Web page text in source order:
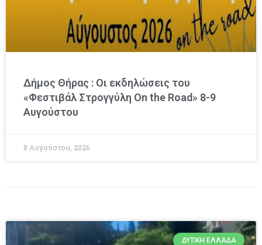
Δήμος Θήρας : Οι εκδηλώσεις του
«Φεστιβάλ Στρογγύλη On the Road» 8-9
Αυγούστου
8 Αυγούστου, 2026
ΔΥΤΙΚΉ ΕΛΛΆΔΑ